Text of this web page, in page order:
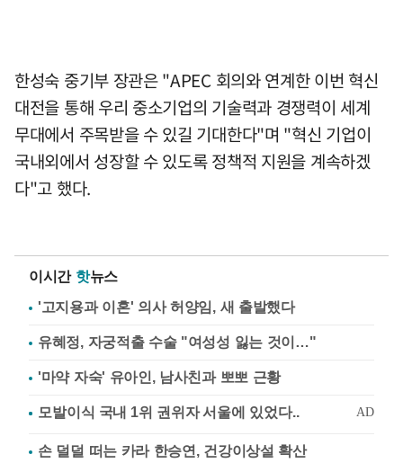
한성숙 중기부 장관은 "APEC 회의와 연계한 이번 혁신
대전을 통해 우리 중소기업의 기술력과 경쟁력이 세계
무대에서 주목받을 수 있길 기대한다"며 "혁신 기업이
국내외에서 성장할 수 있도록 정책적 지원을 계속하겠
다"고 했다.
이시간 핫뉴스
'고지용과 이혼' 의사 허양임, 새 출발했다
유혜정, 자궁적출 수술 "여성성 잃는 것이…"
'마약 자숙' 유아인, 남사친과 뽀뽀 근황
손 덜덜 떠는 카라 한승연, 건강이상설 확산